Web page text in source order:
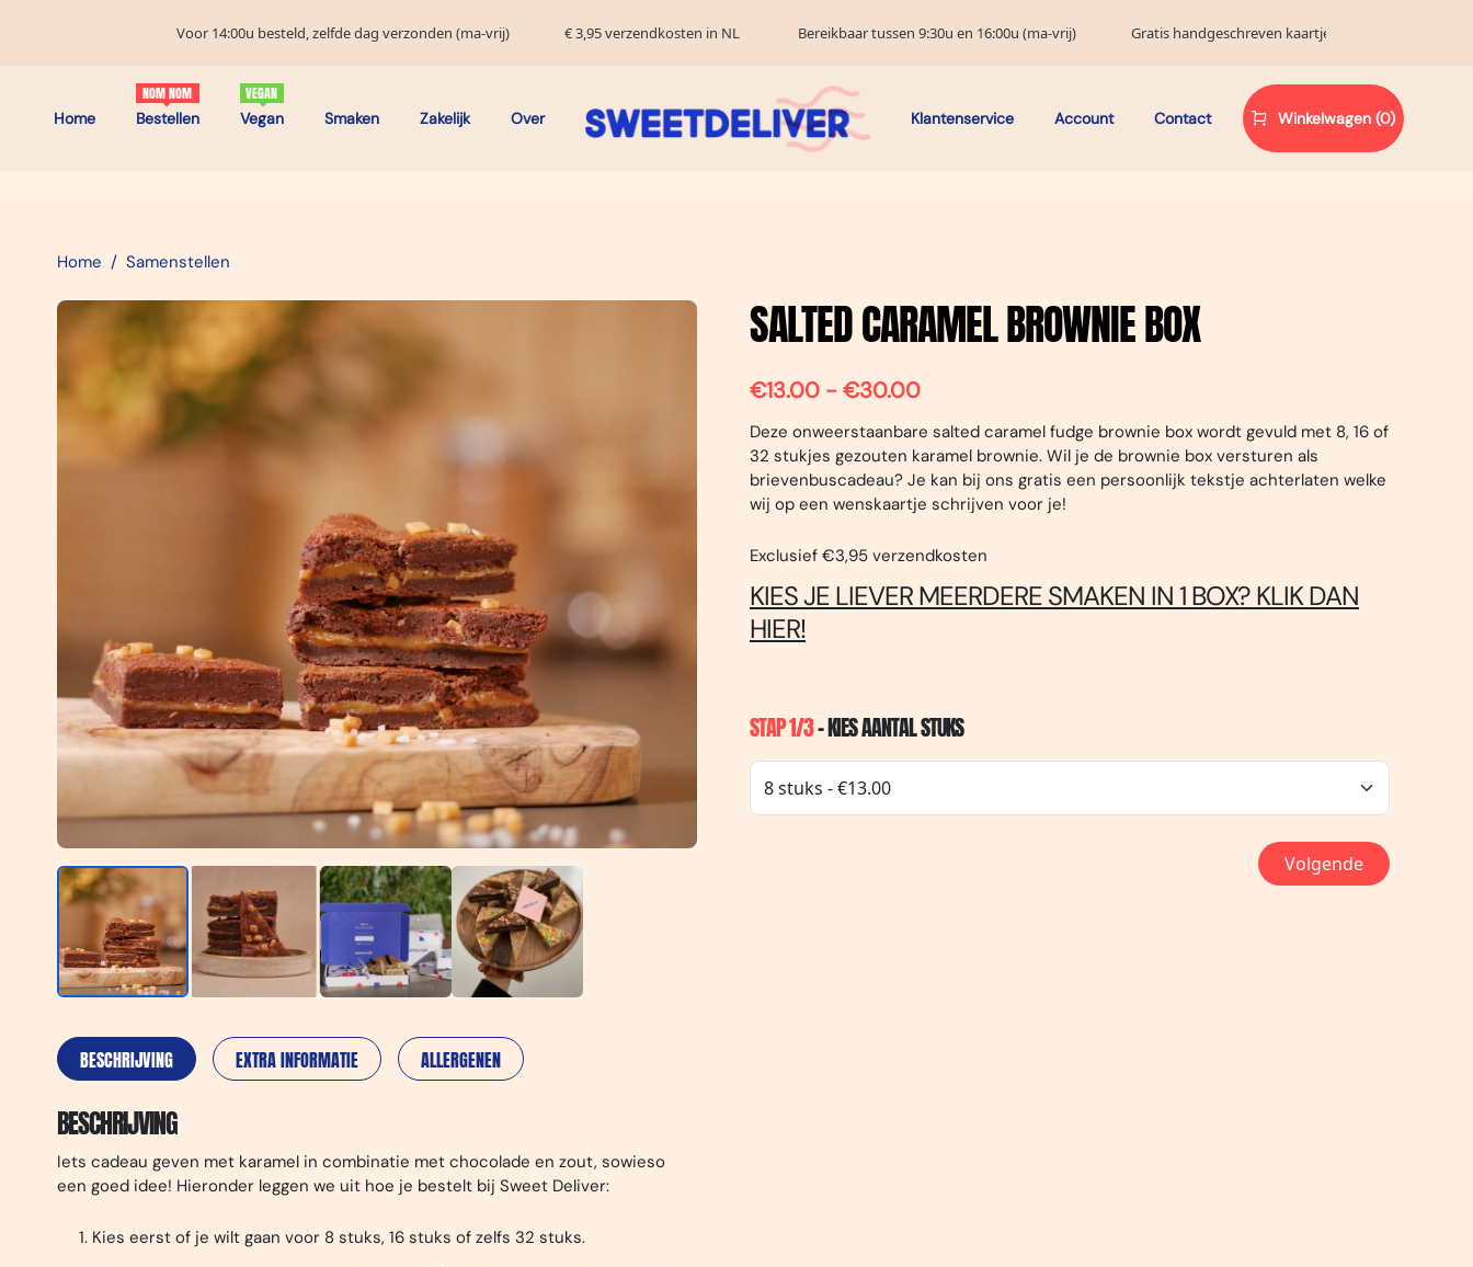
Voor 14:00u besteld, zelfde dag verzonden (ma-vrij) € 3,95 verzendkosten in NL Bereikbaar tussen 9:30u en 16:00u (ma-vrij) Gratis handgeschreven kaartje
Home Bestellen Vegan Smaken Zakelijk Over Klantenservice Account Contact Winkelwagen (0)
Home / Samenstellen
BESCHRIJVING EXTRA INFORMATIE ALLERGENEN
BESCHRIJVING
Iets cadeau geven met karamel in combinatie met chocolade en zout, sowieso
een goed idee! Hieronder leggen we uit hoe je bestelt bij Sweet Deliver:
Kies eerst of je wilt gaan voor 8 stuks, 16 stuks of zelfs 32 stuks.
SALTED CARAMEL BROWNIE BOX
€13.00 - €30.00
Deze onweerstaanbare salted caramel fudge brownie box wordt gevuld met 8, 16 of
32 stukjes gezouten karamel brownie. Wil je de brownie box versturen als
brievenbuscadeau? Je kan bij ons gratis een persoonlijk tekstje achterlaten welke
wij op een wenskaartje schrijven voor je!
Exclusief €3,95 verzendkosten
KIES JE LIEVER MEERDERE SMAKEN IN 1 BOX? KLIK DAN
HIER!
STAP 1/3- KIES AANTAL STUKS
Volgende